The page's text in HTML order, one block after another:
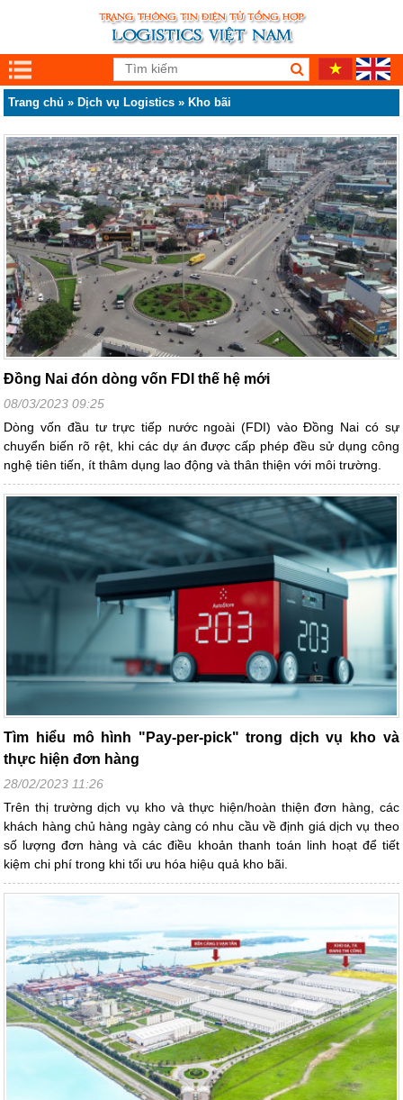
Trang chủ » Dịch vụ Logistics » Kho bãi
Đồng Nai đón dòng vốn FDI thế hệ mới
08/03/2023 09:25
Dòng vốn đầu tư trực tiếp nước ngoài (FDI) vào Đồng Nai có sự
chuyển biến rõ rệt, khi các dự án được cấp phép đều sử dụng công
nghệ tiên tiến, ít thâm dụng lao động và thân thiện với môi trường.
Tìm hiểu mô hình "Pay-per-pick" trong dịch vụ kho và
thực hiện đơn hàng
28/02/2023 11:26
Trên thị trường dịch vụ kho và thực hiện/hoàn thiện đơn hàng, các
khách hàng chủ hàng ngày càng có nhu cầu về định giá dịch vụ theo
số lượng đơn hàng và các điều khoản thanh toán linh hoạt để tiết
kiệm chi phí trong khi tối ưu hóa hiệu quả kho bãi.